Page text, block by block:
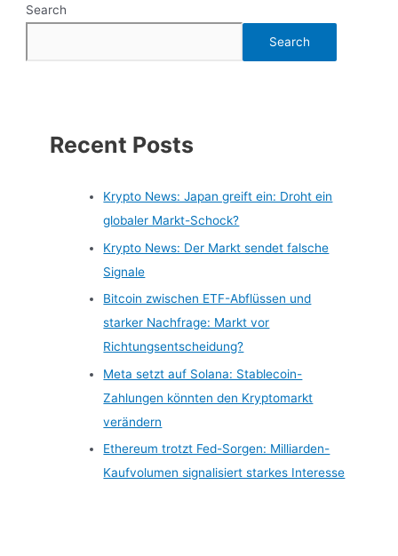
Search
Search
Recent Posts
Krypto News: Japan greift ein: Droht ein
globaler Markt-Schock?
Krypto News: Der Markt sendet falsche
Signale
Bitcoin zwischen ETF-Abflüssen und
starker Nachfrage: Markt vor
Richtungsentscheidung?
Meta setzt auf Solana: Stablecoin-
Zahlungen könnten den Kryptomarkt
verändern
Ethereum trotzt Fed-Sorgen: Milliarden-
Kaufvolumen signalisiert starkes Interesse